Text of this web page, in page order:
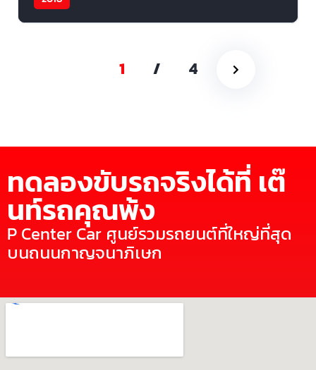
1 / 4
ทดลองขับรถจริงได้ที่ เต๊
นท์รถคุณพ้ง
P Center Car ศูนย์รวมรถยนต์ที่ใหญ่ที่สุด
บนถนนกาญจนาภิเษก